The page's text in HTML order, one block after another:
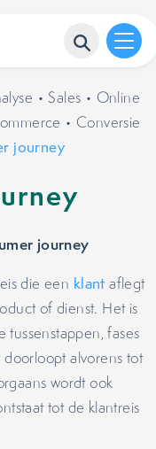
•Sales • Online
• Conversie
journey
journey
die een klant aflegt
of dienst. Het is
tussenstappen, fases
alvorens tot
wordt ook
tot de klantreis